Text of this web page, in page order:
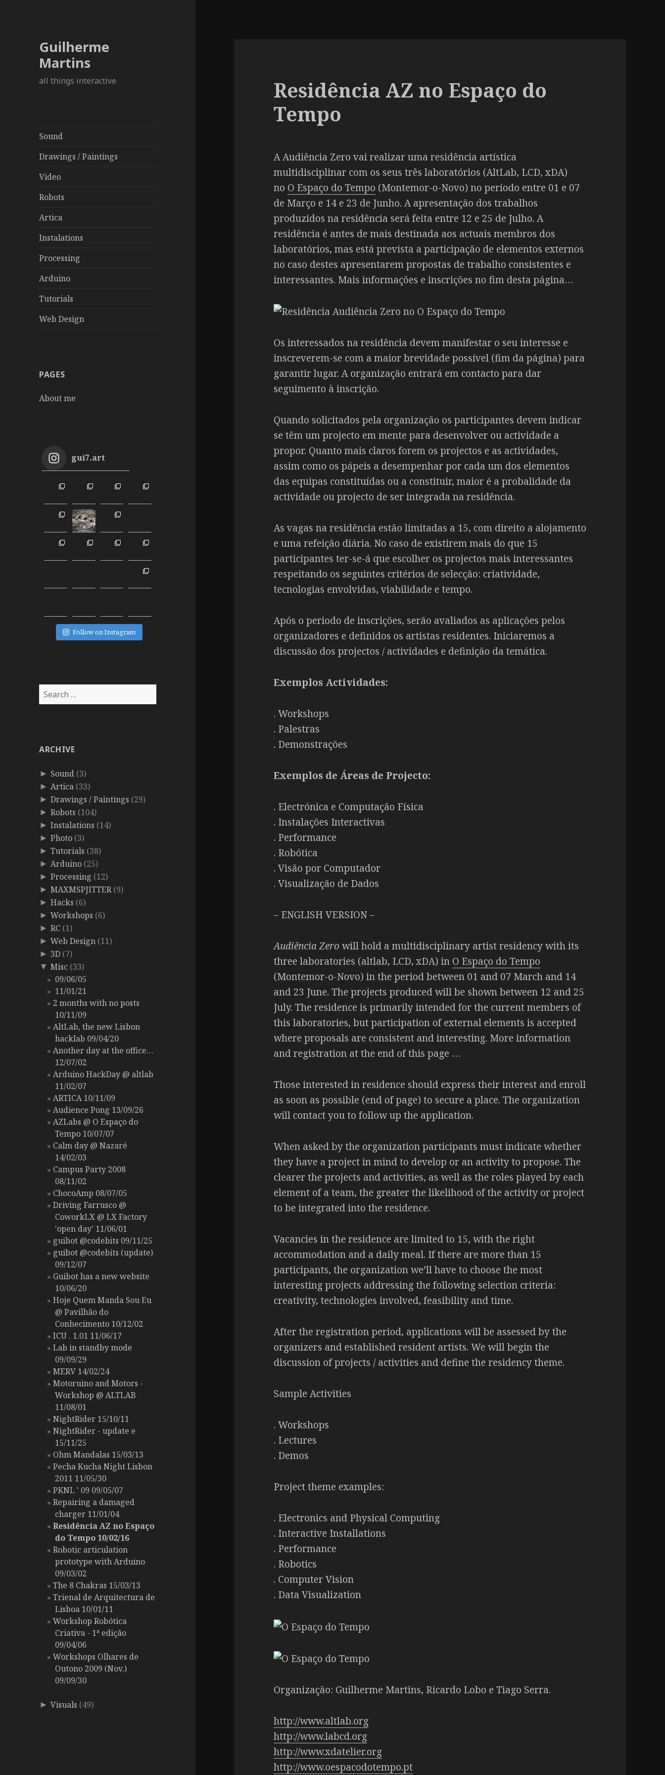
Guilherme
Martins
all things interactive
Sound
Drawings / Paintings
Video
Robots
Artica
Instalations
Processing
Arduino
Tutorials
Web Design
PAGES
About me
gui7.art
Follow on Instagram
Search
for:
ARCHIVE
► Sound (3)
► Artica (33)
► Drawings / Paintings (29)
► Robots (104)
► Instalations (14)
► Photo (3)
► Tutorials (38)
► Arduino (25)
► Processing (12)
► MAXMSPJITTER(9)
► Hacks (6)
► Workshops (6)
► RC (1)
► Web Design (11)
► 3D (7)
▼ Misc (33)
09/06/05
11/01/21
2 months with no posts
10/11/09
AltLab, the new Lisbon
hacklab 09/04/20
Another day at the office…
12/07/02
Arduino HackDay @ altlab
11/02/07
ARTICA 10/11/09
Audience Pong 13/09/26
AZLabs @ O Espaço do
Tempo 10/07/07
Calm day @ Nazaré
14/02/03
Campus Party 2008
08/11/02
ChocoAmp 08/07/05
Driving Farrusco @
CoworkLX @ LX Factory
'open day' 11/06/01
guibot @codebits 09/11/25
guibot @codebits (update)
09/12/07
Guibot has a new website
10/06/20
Hoje Quem Manda Sou Eu
@ Pavilhão do
Conhecimento 10/12/02
ICU . 1.01 11/06/17
Lab in standby mode
09/09/29
MERV 14/02/24
Motoruino and Motors -
Workshop @ ALTLAB
11/08/01
NightRider 15/10/11
NightRider - update e
15/11/25
Ohm Mandalas 15/03/13
Pecha Kucha Night Lisbon
2011 11/05/30
PKNL ' 09 09/05/07
Repairing a damaged
charger 11/01/04
Residência AZ no Espaço
do Tempo 10/02/16
Robotic articulation
prototype with Arduino
09/03/02
The 8 Chakras 15/03/13
Trienal de Arquitectura de
Lisboa 10/01/11
Workshop Robótica
Criativa - 1ª edição
09/04/06
Workshops Olhares de
Outono 2009 (Nov.)
09/09/30
► Visuals (49)
Residência AZ no Espaço do
Tempo
A Audiência Zero vai realizar uma residência artística
multidisciplinar com os seus três laboratórios (AltLab, LCD, xDA)
no O Espaço do Tempo (Montemor-o-Novo) no período entre 01 e 07
de Março e 14 e 23 de Junho. A apresentação dos trabalhos
produzidos na residência será feita entre 12 e 25 de Julho. A
residência é antes de mais destinada aos actuais membros dos
laboratórios, mas está prevista a participação de elementos externos
no caso destes apresentarem propostas de trabalho consistentes e
interessantes. Mais informações e inscrições no fim desta página…
Os interessados na residência devem manifestar o seu interesse e
inscreverem-se com a maior brevidade possível (fim da página) para
garantir lugar. A organização entrará em contacto para dar
seguimento à inscrição.
Quando solicitados pela organização os participantes devem indicar
se têm um projecto em mente para desenvolver ou actividade a
propor. Quanto mais claros forem os projectos e as actividades,
assim como os pápeis a desempenhar por cada um dos elementos
das equipas constituídas ou a constituir, maior é a probalidade da
actividade ou projecto de ser integrada na residência.
As vagas na residência estão limitadas a 15, com direito a alojamento
e uma refeição diária. No caso de existirem mais do que 15
participantes ter-se-á que escolher os projectos mais interessantes
respeitando os seguintes critérios de selecção: criatividade,
tecnologias envolvidas, viabilidade e tempo.
Após o periodo de inscrições, serão avaliados as aplicações pelos
organizadores e definidos os artistas residentes. Iniciaremos a
discussão dos projectos / actividades e definição da temática.
Exemplos Actividades:
. Workshops
. Palestras
. Demonstrações
Exemplos de Áreas de Projecto:
. Electrónica e Computação Física
. Instalações Interactivas
. Performance
. Robótica
. Visão por Computador
. Visualização de Dados
– ENGLISH VERSION –
Audiência Zero will hold a multidisciplinary artist residency with its
three laboratories (altlab, LCD, xDA) in O Espaço do Tempo
(Montemor-o-Novo) in the period between 01 and 07 March and 14
and 23 June. The projects produced will be shown between 12 and 25
July. The residence is primarily intended for the current members of
this laboratories, but participation of external elements is accepted
where proposals are consistent and interesting. More information
and registration at the end of this page …
Those interested in residence should express their interest and enroll
as soon as possible (end of page) to secure a place. The organization
will contact you to follow up the application.
When asked by the organization participants must indicate whether
they have a project in mind to develop or an activity to propose. The
clearer the projects and activities, as well as the roles played by each
element of a team, the greater the likelihood of the activity or project
to be integrated into the residence.
Vacancies in the residence are limited to 15, with the right
accommodation and a daily meal. If there are more than 15
participants, the organization we’ll have to choose the most
interesting projects addressing the following selection criteria:
creativity, technologies involved, feasibility and time.
After the registration period, applications will be assessed by the
organizers and established resident artists. We will begin the
discussion of projects / activities and define the residency theme.
Sample Activities
. Workshops
. Lectures
. Demos
Project theme examples:
. Electronics and Physical Computing
. Interactive Installations
. Performance
. Robotics
. Computer Vision
. Data Visualization
Organização: Guilherme Martins, Ricardo Lobo e Tiago Serra.
http://www.altlab.org
http://www.labcd.org
http://www.xdatelier.org
http://www.oespacodotempo.pt